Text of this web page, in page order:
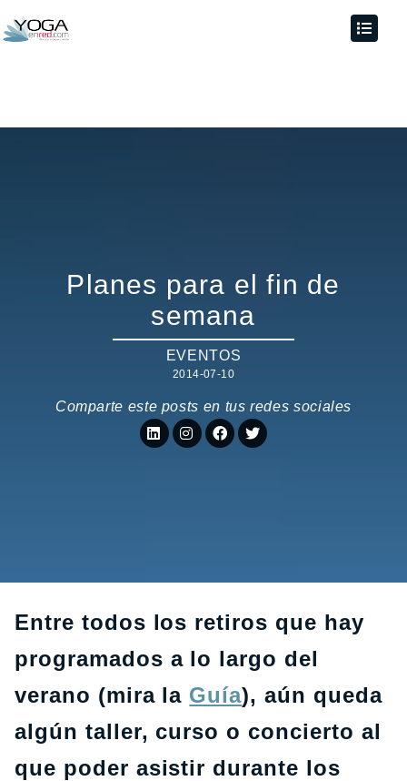
Planes para el fin de
semana
EVENTOS
2014-07-10
Comparte este posts en tus redes sociales
Entre todos los retiros que hay
programados a lo largo del
verano (mira la Guía), aún queda
algún taller, curso o concierto al
que poder asistir durante los